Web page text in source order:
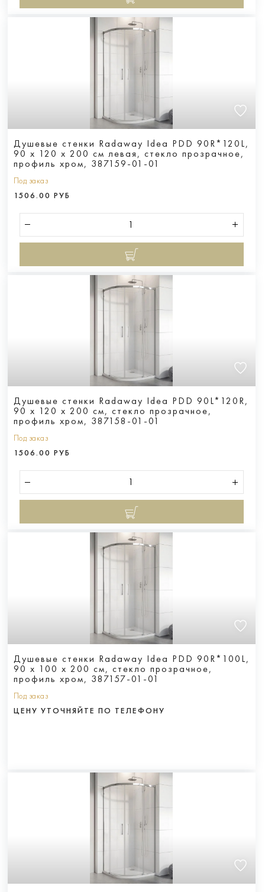
Душевые стенки Radaway Idea PDD 90R*120L,
90 х 120 х 200 см левая, стекло прозрачное,
профиль хром, 387159-01-01
Под заказ
1506.00 РУБ
Душевые стенки Radaway Idea PDD 90L*120R,
90 х 120 х 200 см, стекло прозрачное,
профиль хром, 387158-01-01
Под заказ
1506.00 РУБ
Душевые стенки Radaway Idea PDD 90R*100L,
90 х 100 х 200 см, стекло прозрачное,
профиль хром, 387157-01-01
Под заказ
ЦЕНУ УТОЧНЯЙТЕ ПО ТЕЛЕФОНУ